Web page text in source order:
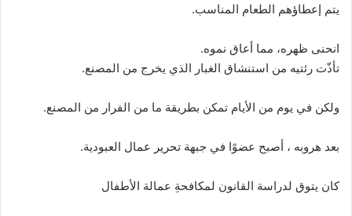
يتم إعطاؤهم الطعام المناسب.
انحنى ظهره، مما أعاق نموه.
تأذّت رئتيه من استنشاق الغبار الذي يخرج من المصنع.
ولكن في يوم من الأيام تمكن بطريقة ما من الفرار من المصنع.
بعد هروبه ، أصبح عضوًا في جبهة تحرير عمال العبودية.
كان يتوق لدراسة القانون لمكافحةِ عمالة الأطفال